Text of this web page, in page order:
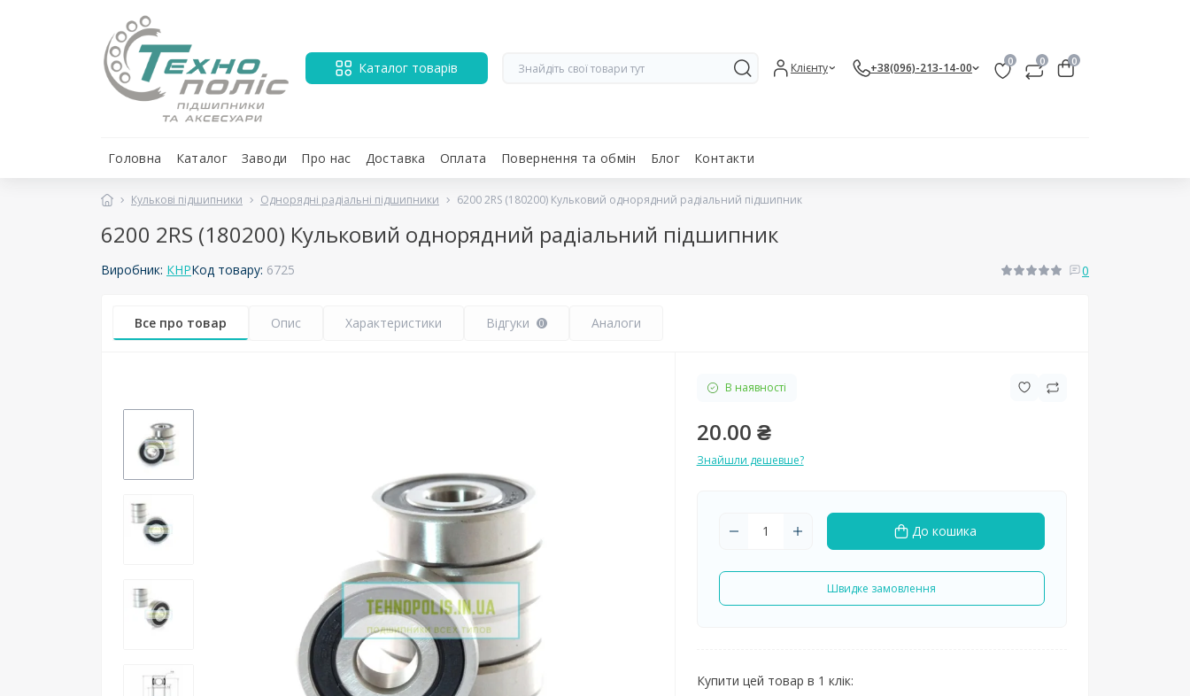
Каталог товарів Клієнту +38(096)-213-14-00 0 0 0
Головна Каталог Заводи Про нас Доставка Оплата Повернення та обмін Блог Контакти
Кулькові підшипники Однорядні радіальні підшипники 6200 2RS (180200) Кульковий однорядний радіальний підшипник
6200 2RS (180200) Кульковий однорядний радіальний підшипник
Виробник: КНРКод товару: 6725 0
Все про товар Опис Характеристики Відгуки 0 Аналоги
В наявності
20.00 ₴
Знайшли дешевше?
До кошика
Швидке замовлення
Купити цей товар в 1 клік: